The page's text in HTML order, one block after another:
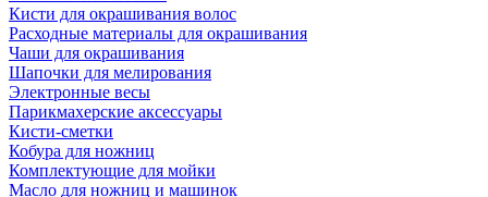
Кисти для окрашивания волос
Расходные материалы для окрашивания
Чаши для окрашивания
Шапочки для мелирования
Электронные весы
Парикмахерские аксессуары
Кисти-сметки
Кобура для ножниц
Комплектующие для мойки
Масло для ножниц и машинок